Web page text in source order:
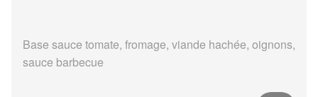
Base sauce tomate, fromage, viande hachée, oignons,
sauce barbecue